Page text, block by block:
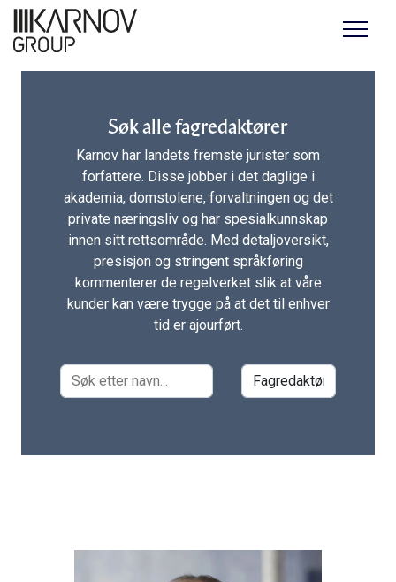
Menu
Søk alle fagredaktører
Karnov har landets fremste jurister som
forfattere. Disse jobber i det daglige i
akademia, domstolene, forvaltningen og det
private næringsliv og har spesialkunnskap
innen sitt rettsområde. Med detaljoversikt,
presisjon og stringent språkføring
kommenterer de regelverket slik at våre
kunder kan være trygge på at det til enhver
tid er ajourført.